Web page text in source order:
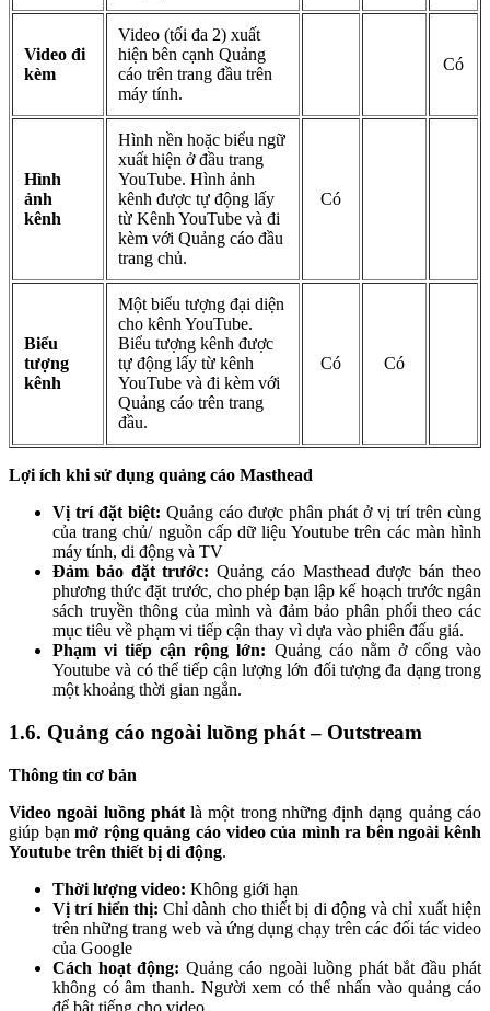
Video đi
kèm
Video (tối đa 2) xuất
hiện bên cạnh Quảng
cáo trên trang đầu trên
máy tính.
Có
Hình
ảnh
kênh
Hình nền hoặc biểu ngữ
xuất hiện ở đầu trang
YouTube. Hình ảnh
kênh được tự động lấy
từ Kênh YouTube và đi
kèm với Quảng cáo đầu
trang chủ.
Có
Biểu
tượng
kênh
Một biểu tượng đại diện
cho kênh YouTube.
Biểu tượng kênh được
tự động lấy từ kênh
YouTube và đi kèm với
Quảng cáo trên trang
đầu.
Có Có
Lợi ích khi sử dụng quảng cáo Masthead
Vị trí đặt biệt: Quảng cáo được phân phát ở vị trí trên cùng
của trang chủ/ nguồn cấp dữ liệu Youtube trên các màn hình
máy tính, di động và TV
Đảm bảo đặt trước: Quảng cáo Masthead được bán theo
phương thức đặt trước, cho phép bạn lập kế hoạch trước ngân
sách truyền thông của mình và đảm bảo phân phối theo các
mục tiêu về phạm vi tiếp cận thay vì dựa vào phiên đấu giá.
Phạm vi tiếp cận rộng lớn: Quảng cáo nằm ở cổng vào
Youtube và có thể tiếp cận lượng lớn đối tượng đa dạng trong
một khoảng thời gian ngắn.
1.6. Quảng cáo ngoài luồng phát – Outstream
Thông tin cơ bản
Video ngoài luồng phátlà một trong những định dạng quảng cáo
giúp bạnmở rộng quảng cáo video của mình ra bên ngoài kênh
Youtube trên thiết bị di động.
Thời lượng video: Không giới hạn
Vị trí hiển thị: Chỉ dành cho thiết bị di động và chỉ xuất hiện
trên những trang web và ứng dụng chạy trên các đối tác video
của Google
Cách hoạt động: Quảng cáo ngoài luồng phát bắt đầu phát
không có âm thanh. Người xem có thể nhấn vào quảng cáo
để bật tiếng cho video